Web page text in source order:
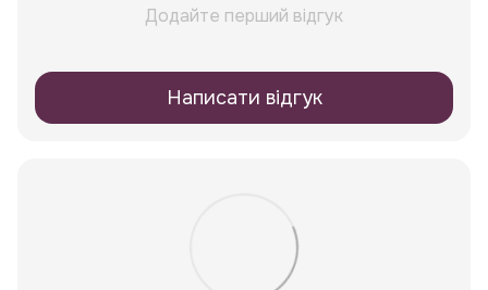
Додайте перший відгук
Написати відгук